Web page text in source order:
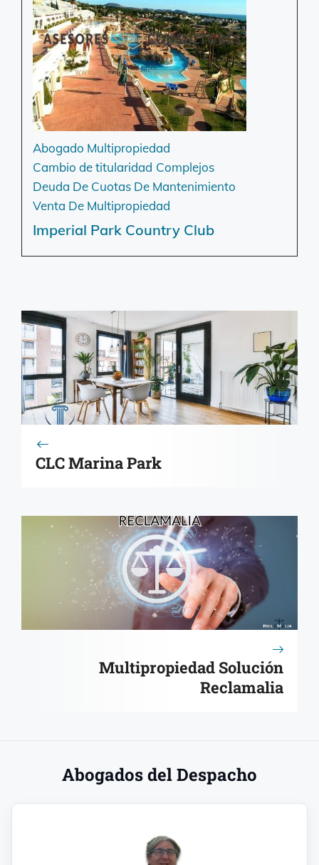
Abogado Multipropiedad
Cambio de titularidad Complejos
Deuda De Cuotas De Mantenimiento
Venta De Multipropiedad
Imperial Park Country Club
CLC Marina Park
Multipropiedad Solución
Reclamalia
Abogados del Despacho